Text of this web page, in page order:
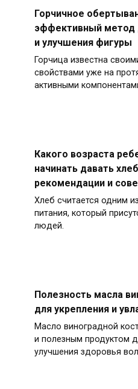
Горчичное
эффективный метод
и улучшения фигуры
Горчица известна
свойствами уже на
активными
Какого возраста
начинать давать
рекомендации и
Хлеб считается одним
питания, который
людей.
Полезность масла
для укрепления и
Масло виноградной
и полезным продуктом
улучшения здоровья